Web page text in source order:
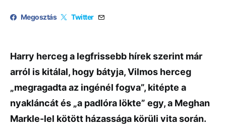
Megosztás Twitter
Harry herceg a legfrissebb hírek szerint már
arról is kitálal, hogy bátyja, Vilmos herceg
„megragadta az ingénél fogva”, kitépte a
nyakláncát és „a padlóra lökte” egy, a Meghan
Markle-lel kötött házassága körüli vita során.